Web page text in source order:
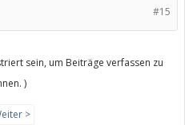
#15
sein, um Beiträge verfassen zu
)
>